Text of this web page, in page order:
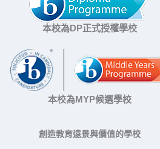
本校為DP正式授權學校
本校為MYP候選學校
創造教育遠景與價值的學校